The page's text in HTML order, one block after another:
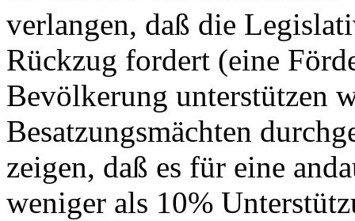
verlangen, daß die
Rückzug fordert (eine
Bevölkerung unterstützen
Besatzungsmächten
zeigen, daß es für eine
weniger als 10%